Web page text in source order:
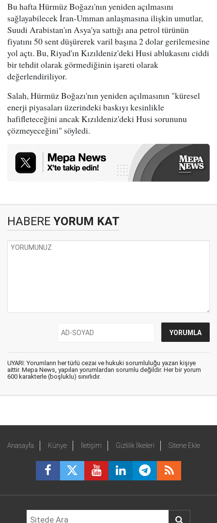
Bu hafta Hürmüz Boğazı'nın yeniden açılmasını
sağlayabilecek İran-Umman anlaşmasına ilişkin umutlar,
Suudi Arabistan'ın Asya'ya sattığı ana petrol türünün
fiyatını 50 sent düşürerek varil başına 2 dolar gerilemesine
yol açtı. Bu, Riyad'ın Kızıldeniz'deki Husi ablukasını ciddi
bir tehdit olarak görmediğinin işareti olarak
değerlendiriliyor.
Salah, Hürmüz Boğazı'nın yeniden açılmasının "küresel
enerji piyasaları üzerindeki baskıyı kesinlikle
hafifleteceğini ancak Kızıldeniz'deki Husi sorununu
çözmeyeceğini" söyledi.
HABERE YORUM KAT
UYARI: Yorumların her türlü cezai ve hukuki sorumluluğu yazan kişiye
aittir. Mepa News, yapılan yorumlardan sorumlu değildir. Her bir yorum
600 karakterle (boşluklu) sınırlıdır.
Anasayfa Künye İletişim Gizlilik İlkeleri Sitene Ekle